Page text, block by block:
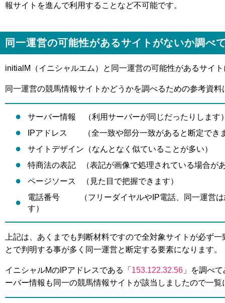
報サイトを進んで利用することなど不可能です。
同一運営の可能性があるサイトがないか調べ
initialM（イニシャルエム）と同一運営の可能性があるサイ
同一運営の競馬情報サイトかどうかを調べるための参考資
サーバー情報 （利用サーバーが同じだったりします
IPアドレス （全一致や部分一致があると断定でき
サイトデザイン（なんとなく似ていることが多い）
特商法の表記 （表記が画像で処理されている場合が
ページソース （見た目で把握できます）
電話番号 （フリーダイヤルやIP電話、同一運営は
す）
上記は、あくまでも判断材料ですので全対象サイトが必ず
とで判明する事が多く同一運営と断定する要素になります。
イニシャルMのIPアドレスである「 153.122.32.56 」を調べ
ーバー情報も同一の競馬情報サイトが該当しましたので一覧